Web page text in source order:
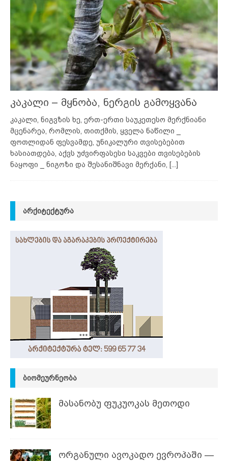
კაკალი – მყნობა, ნერგის გამოყვანა
კაკალი, ნიგვზის ხე, ერთ-ერთი საუკეთესო მერქნიანი
მცენარეა, რომლის, თითქმის, ყველა ნაწილი _
ფოთლიდან ფესვამდე, უნიკალური თვისებებით
ხასიათდება, აქვს უძვირფასესი საკვები თვისებების
ნაყოფი _ ნიგოზი და შესანიშნავი მერქანი,
[...]
ᲐᲠᲥᲘᲢᲔᲥᲢᲣᲠᲐ
ᲑᲘᲝᲛᲔᲣᲠᲜᲔᲝᲑᲐ
მასანობუ ფუკუოკას მეთოდი
ორგანული ავოკადო ევროპაში —